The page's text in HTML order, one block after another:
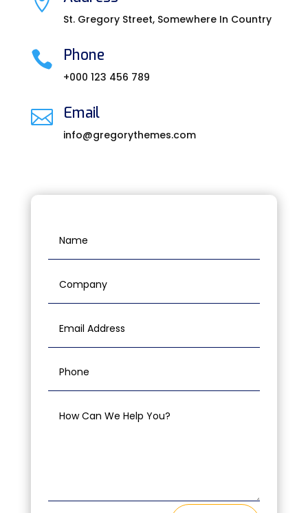
St. Gregory Street, Somewhere In Country
 Phone
+000 123 456 789
 Email
info@gregorythemes.com